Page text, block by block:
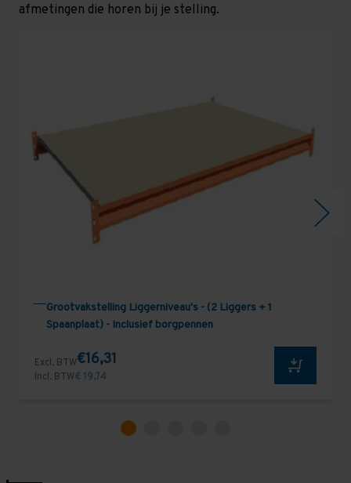
afmetingen die horen bij je stelling.
Grootvakstelling Liggerniveau's - (2 Liggers + 1
Spaanplaat) - Inclusief borgpennen
Excl. BTW€16,31
Incl. BTW€ 19,74